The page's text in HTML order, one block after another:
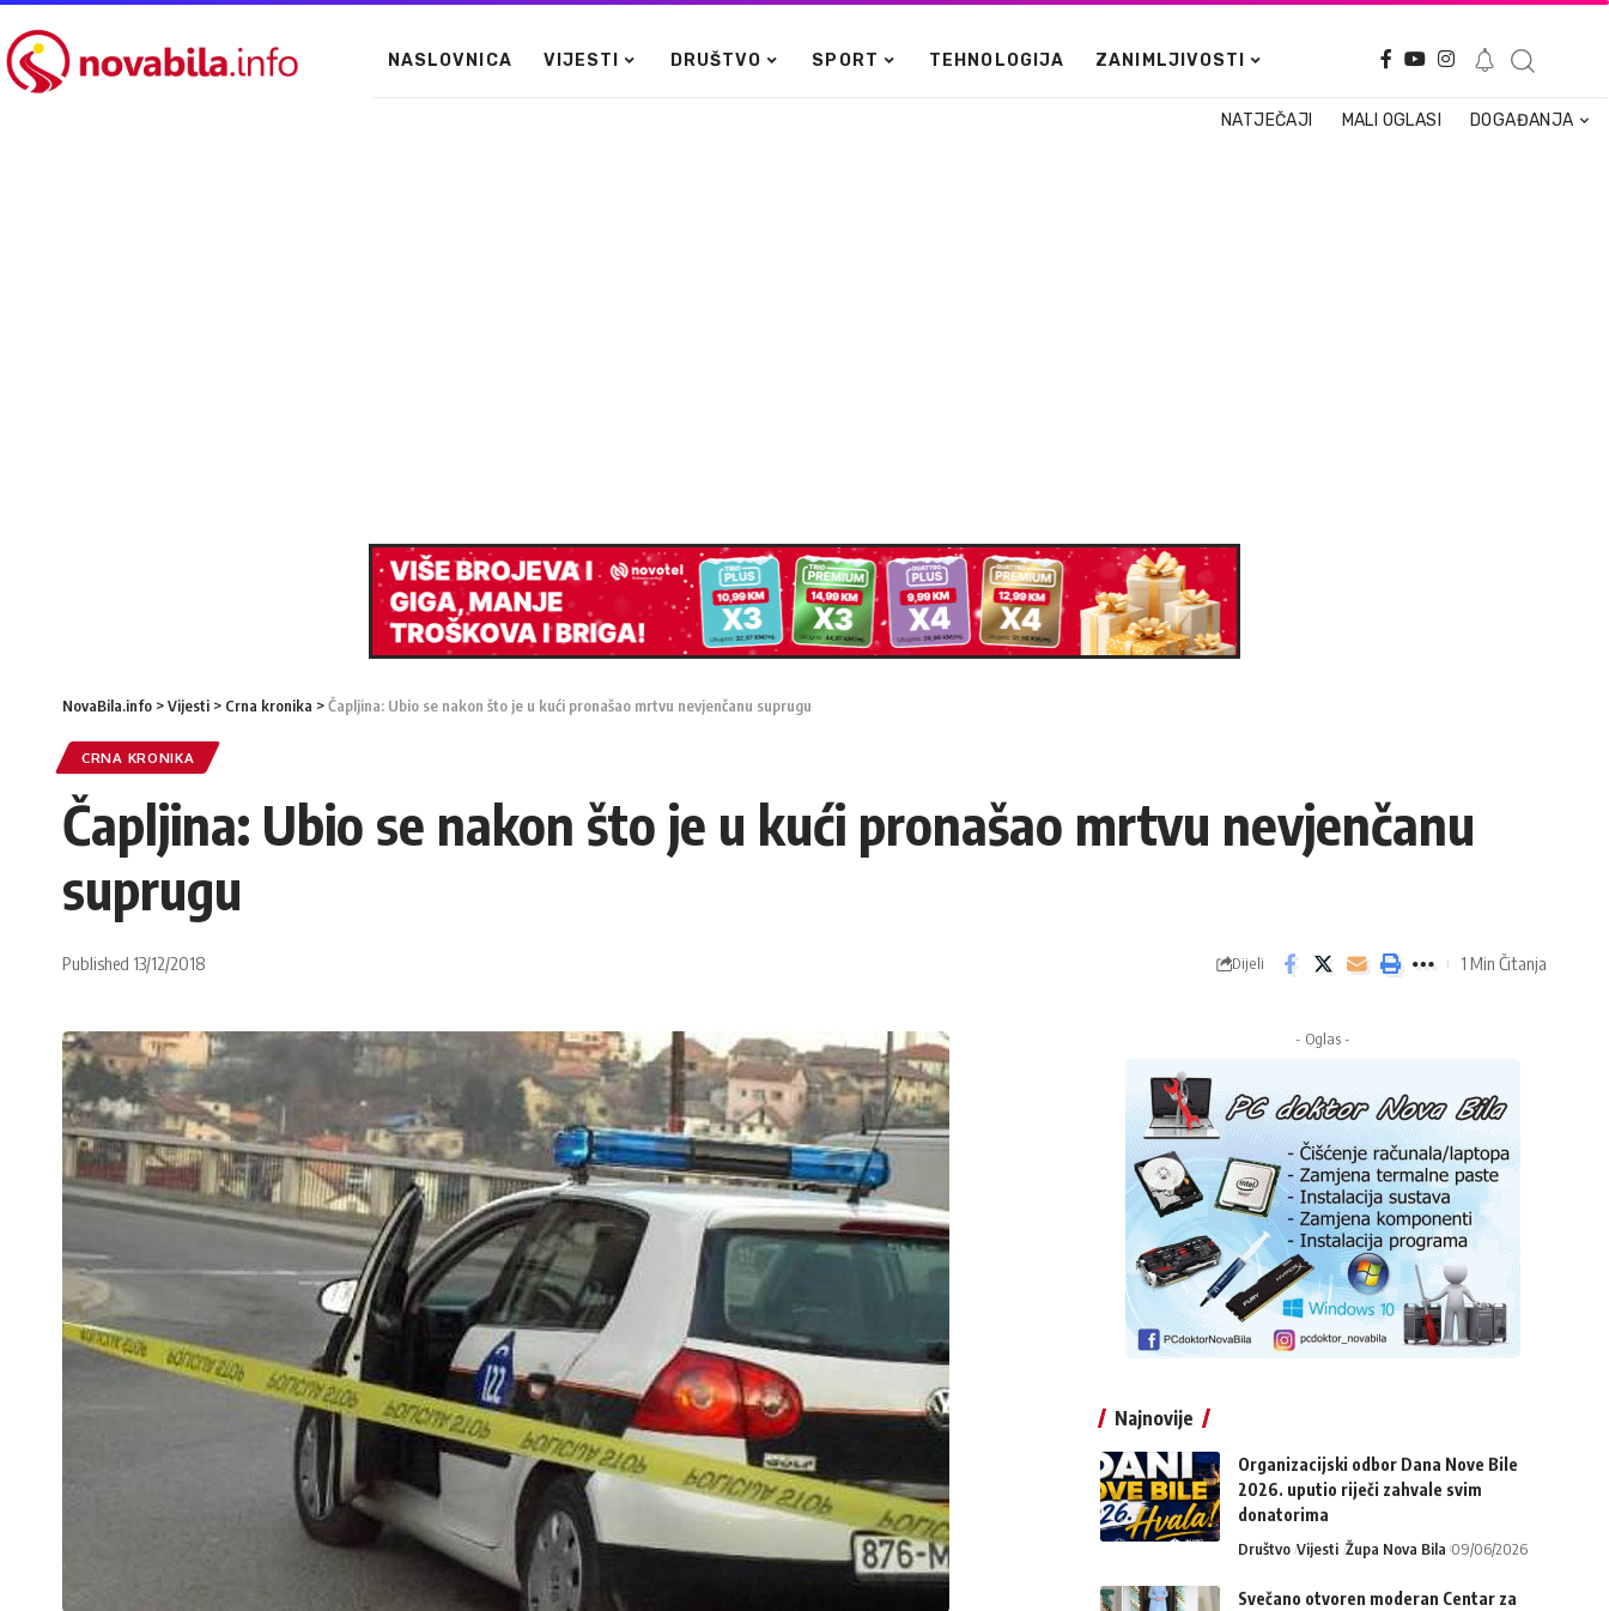
NASLOVNICA VIJESTI DRUŠTVO SPORT TEHNOLOGIJA ZANIMLJIVOSTI
NATJEČAJI MALI OGLASI DOGAĐANJA
NovaBila.info >Vijesti > Crna kronika >Čapljina: Ubio se nakon što je u kući pronašao mrtvu nevjenčanu suprugu
CRNA KRONIKA
Čapljina: Ubio se nakon što je u kući pronašao mrtvu nevjenčanu
suprugu
Published 13/12/2018 Dijeli 1 Min Čitanja
- Oglas -
Najnovije
Organizacijski odbor Dana Nove Bile
2026. uputio riječi zahvale svim
donatorima
Društvo Vijesti Župa Nova Bila 09/06/2026
Svečano otvoren moderan Centar za